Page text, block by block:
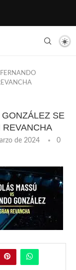
SE
REVANCHA
de 2024
0